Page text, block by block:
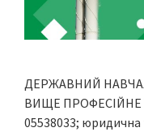
ДЕРЖАВНИЙ
ВИЩЕ
05538033;